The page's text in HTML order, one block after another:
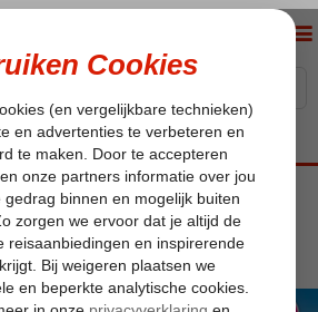
In Style
Hotel